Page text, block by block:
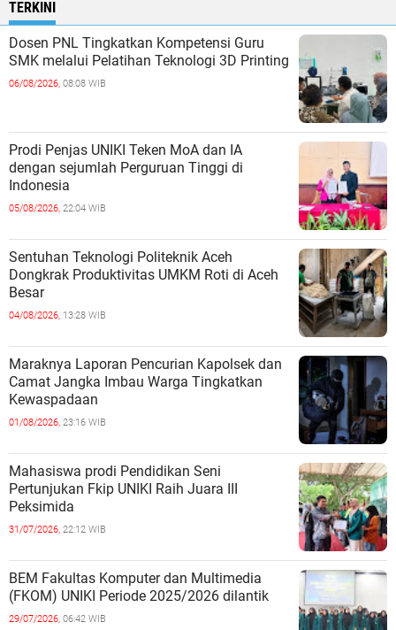
TERKINI
Dosen PNL Tingkatkan Kompetensi Guru
SMK melalui Pelatihan Teknologi 3D Printing
06/08/2026, 08:08 WIB
Prodi Penjas UNIKI Teken MoA dan IA
dengan sejumlah Perguruan Tinggi di
Indonesia
05/08/2026, 22:04 WIB
Sentuhan Teknologi Politeknik Aceh
Dongkrak Produktivitas UMKM Roti di Aceh
Besar
04/08/2026, 13:28 WIB
Maraknya Laporan Pencurian Kapolsek dan
Camat Jangka Imbau Warga Tingkatkan
Kewaspadaan
01/08/2026, 23:16 WIB
Mahasiswa prodi Pendidikan Seni
Pertunjukan Fkip UNIKI Raih Juara III
Peksimida
31/07/2026, 22:12 WIB
BEM Fakultas Komputer dan Multimedia
(FKOM) UNIKI Periode 2025/2026 dilantik
29/07/2026, 06:42 WIB